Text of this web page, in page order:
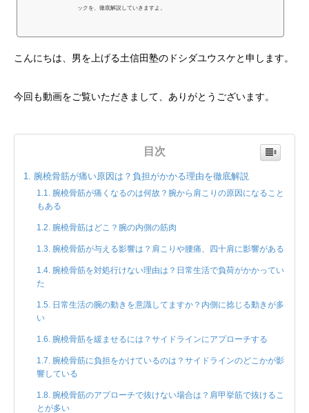
ックを、徹底解説していきますよ。
こんにちは、男を上げる土信田塾のドシダユウスケと申します。
今回も動画をご覧いただきまして、ありがとうございます。
目次
腕橈骨筋が痛い原因は？負担がかかる理由を徹底解説
腕橈骨筋が痛くなるのは何故？腕から肩こりの原因になること
もある
腕橈骨筋はどこ？腕の内側の筋肉
腕橈骨筋が与える影響は？肩こりや腰痛、四十肩に影響がある
腕橈骨筋を対処行けない理由は？日常生活で負荷がかかってい
た
日常生活の腕の動きを意識してますか？内側に捻じる動きが多
い
腕橈骨筋を緩ませるには？サイドラインにアプローチする
腕橈骨筋に負担をかけているのは？サイドラインのどこかが影
響している
腕橈骨筋のアプローチで抜けない場合は？肩甲挙筋で抜けるこ
とが多い